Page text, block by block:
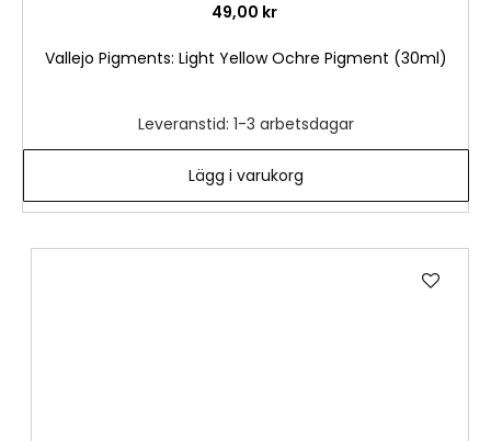
49,00 kr
Vallejo Pigments: Light Yellow Ochre Pigment (30ml)
Leveranstid: 1-3 arbetsdagar
Lägg i varukorg